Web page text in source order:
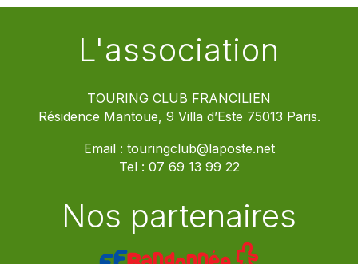
L'association
TOURING CLUB FRANCILIEN
Résidence Mantoue, 9 Villa d’Este 75013 Paris.
Email : touringclub@laposte.net
Tel : 07 69 13 99 22
Nos partenaires